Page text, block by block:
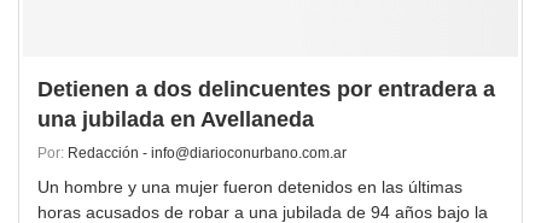
Detienen a dos delincuentes por entradera a
una jubilada en Avellaneda
Por: Redacción - info@diarioconurbano.com.ar
Un hombre y una mujer fueron detenidos en las últimas
horas acusados de robar a una jubilada de 94 años bajo la